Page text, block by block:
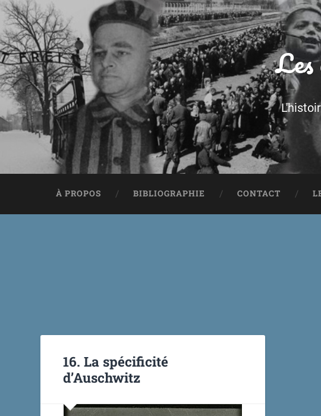
Les
À PROPOS BIBLIOGRAPHIE CONTACT
16. La spécificité
d’Auschwitz